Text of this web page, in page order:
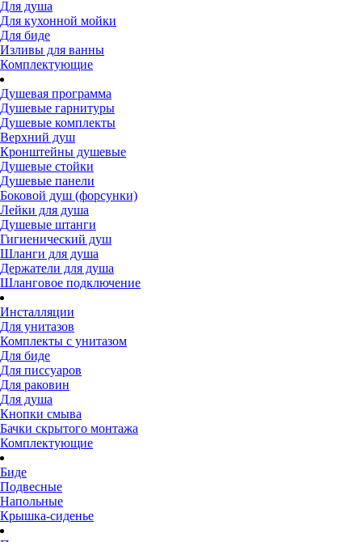
Для душа
Для кухонной мойки
Для биде
Изливы для ванны
Комплектующие
Душевая программа
Душевые гарнитуры
Душевые комплекты
Верхний душ
Кронштейны душевые
Душевые стойки
Душевые панели
Боковой душ (форсунки)
Лейки для душа
Душевые штанги
Гигиенический душ
Шланги для душа
Держатели для душа
Шланговое подключение
Инсталляции
Для унитазов
Комплекты с унитазом
Для биде
Для писсуаров
Для раковин
Для душа
Кнопки смыва
Бачки скрытого монтажа
Комплектующие
Биде
Подвесные
Напольные
Крышка-сиденье